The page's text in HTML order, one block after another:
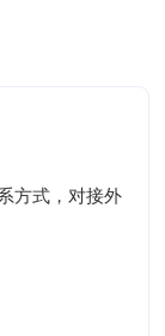
方式，对接外